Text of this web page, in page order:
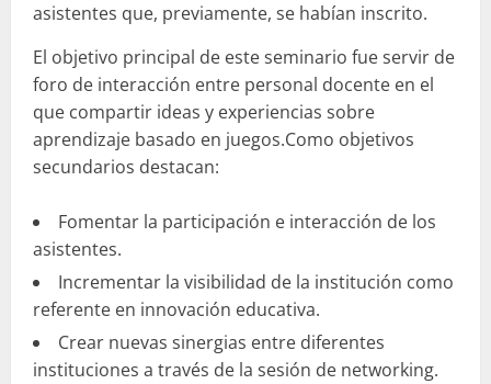
asistentes que, previamente, se habían inscrito.
El objetivo principal de este seminario fue servir de
foro de interacción entre personal docente en el
que compartir ideas y experiencias sobre
aprendizaje basado en juegos.Como objetivos
secundarios destacan:
Fomentar la participación e interacción de los
asistentes.
Incrementar la visibilidad de la institución como
referente en innovación educativa.
Crear nuevas sinergias entre diferentes
instituciones a través de la sesión de networking.